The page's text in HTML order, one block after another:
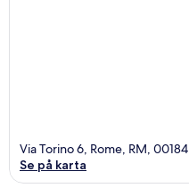
Via Torino 6, Rome, RM, 00184
Se på karta